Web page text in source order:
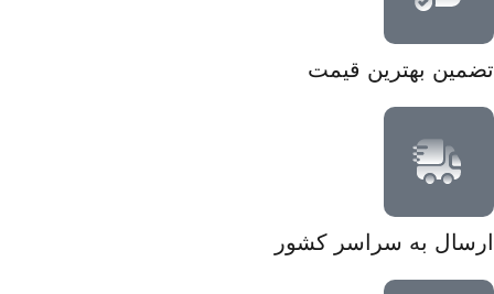
تضمین بهترین قیمت
ارسال به سراسر کشور